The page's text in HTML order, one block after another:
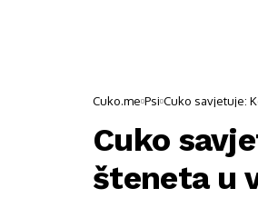
Cuko.me Psi Cuko savjetuje:
Cuko
šteneta u